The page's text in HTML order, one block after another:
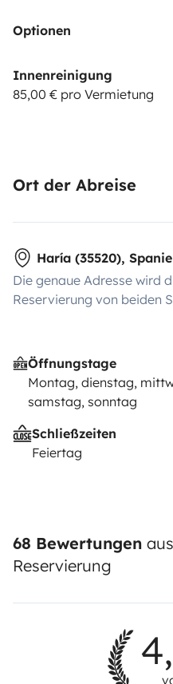
Optionen
Innenreinigung
85,00 € pro Vermietung
Ort der Abreise
Haría (35520),
Die genaue Adresse wird
Reservierung von beiden
Öffnungstage
Montag, dienstag,
samstag, sonntag
Schließzeiten
Feiertag
68 Bewertungen
Reservierung